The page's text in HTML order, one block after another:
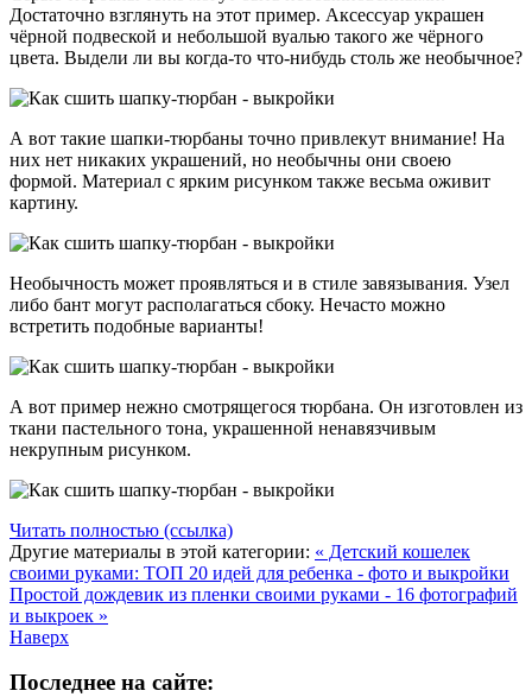
Достаточно взглянуть на этот пример. Аксессуар украшен
чёрной подвеской и небольшой вуалью такого же чёрного
цвета. Выдели ли вы когда-то что-нибудь столь же необычное?
А вот такие шапки-тюрбаны точно привлекут внимание! На
них нет никаких украшений, но необычны они своею
формой. Материал с ярким рисунком также весьма оживит
картину.
Необычность может проявляться и в стиле завязывания. Узел
либо бант могут располагаться сбоку. Нечасто можно
встретить подобные варианты!
А вот пример нежно смотрящегося тюрбана. Он изготовлен из
ткани пастельного тона, украшенной ненавязчивым
некрупным рисунком.
Читать полностью (ссылка)
Другие материалы в этой категории: « Детский кошелек
своими руками: ТОП 20 идей для ребенка - фото и выкройки
Простой дождевик из пленки своими руками - 16 фотографий
и выкроек »
Наверх
Последнее на сайте: